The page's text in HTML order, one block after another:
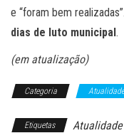
e “foram bem
dias de luto municipal.
(em atualização)
Categoria Atualidade
Etiquetas Atualidade